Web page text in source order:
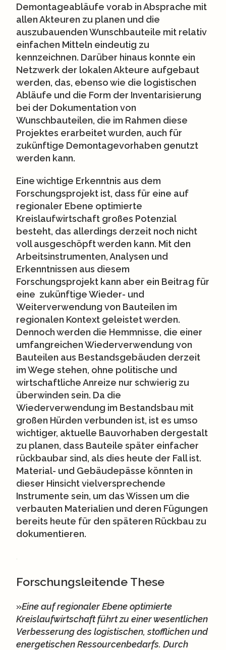
Demontageabläufe vorab in Absprache mit
allen Akteuren zu planen und die
auszubauenden Wunschbauteile mit relativ
einfachen Mitteln eindeutig zu
kennzeichnen. Darüber hinaus konnte ein
Netzwerk der lokalen Akteure aufgebaut
werden, das, ebenso wie die logistischen
Abläufe und die Form der Inventarisierung
bei der Dokumentation von
Wunschbauteilen, die im Rahmen diese
Projektes erarbeitet wurden, auch für
zukünftige Demontagevorhaben genutzt
werden kann.
Eine wichtige Erkenntnis aus dem
Forschungsprojekt ist, dass für eine auf
regionaler Ebene optimierte
Kreislaufwirtschaft großes Potenzial
besteht, das allerdings derzeit noch nicht
voll ausgeschöpft werden kann. Mit den
Arbeitsinstrumenten, Analysen und
Erkenntnissen aus diesem
Forschungsprojekt kann aber ein Beitrag für
eine zukünftige Wieder- und
Weiterverwendung von Bauteilen im
regionalen Kontext geleistet werden.
Dennoch werden die Hemmnisse, die einer
umfangreichen Wiederverwendung von
Bauteilen aus Bestandsgebäuden derzeit
im Wege stehen, ohne politische und
wirtschaftliche Anreize nur schwierig zu
überwinden sein. Da die
Wiederverwendung im Bestandsbau mit
großen Hürden verbunden ist, ist es umso
wichtiger, aktuelle Bauvorhaben dergestalt
zu planen, dass Bauteile später einfacher
rückbaubar sind, als dies heute der Fall ist.
Material- und Gebäudepässe könnten in
dieser Hinsicht vielversprechende
Instrumente sein, um das Wissen um die
verbauten Materialien und deren Fügungen
bereits heute für den späteren Rückbau zu
dokumentieren.
.
Forschungsleitende These
»Eine auf regionaler Ebene optimierte
Kreislaufwirtschaft führt zu einer wesentlichen
Verbesserung des logistischen, stofflichen und
energetischen Ressourcenbedarfs. Durch